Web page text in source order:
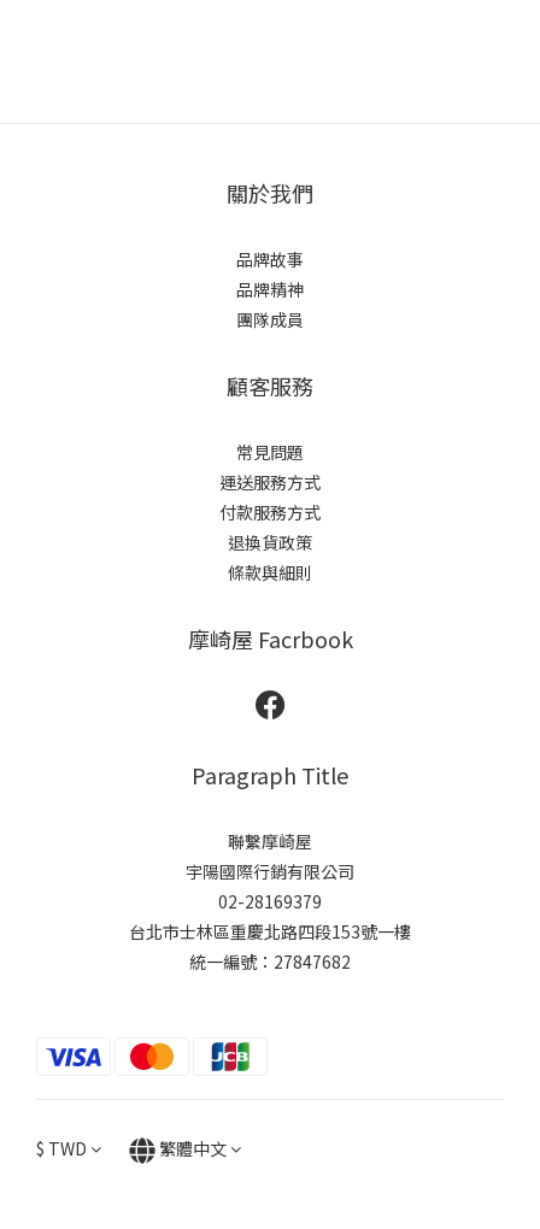
關於我們
品牌故事
品牌精神
團隊成員
顧客服務
常見問題
運送服務方式
付款服務方式
退換貨政策
條款與細則
摩崎屋 Facrbook
Paragraph Title
聯繫摩崎屋
宇陽國際行銷有限公司
02-28169379
台北市士林區重慶北路四段153號一樓
統一編號：27847682
$ TWD 繁體中文